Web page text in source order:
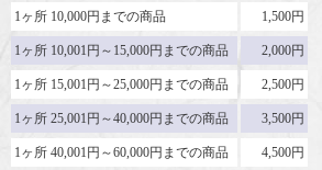
1ヶ所 10,000円までの商品 1,500円
1ヶ所 10,001円～15,000円までの商品 2,000円
1ヶ所 15,001円～25,000円までの商品 2,500円
1ヶ所 25,001円～40,000円までの商品 3,500円
1ヶ所 40,001円～60,000円までの商品 4,500円